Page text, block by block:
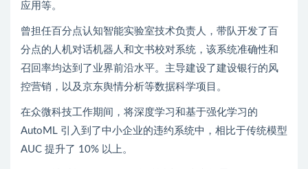
应用等。
曾担任百分点认知智能实验室技术负责人，带队开发了百
分点的人机对话机器人和文书校对系统，该系统准确性和
召回率均达到了业界前沿水平。主导建设了建设银行的风
控营销，以及京东舆情分析等数据科学项目。
在众微科技工作期间，将深度学习和基于强化学习的
AutoML 引入到了中小企业的违约系统中，相比于传统模型
AUC 提升了 10% 以上。